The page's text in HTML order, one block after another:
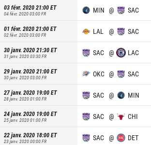
03 févr. 2020 21:00ET
04 févr. 2020 03:00FR MIN @ SAC
01 févr. 2020 21:00ET
02 févr. 2020 03:00FR LAL @ SAC
30 janv. 2020 21:30ET
31 janv. 2020 03:30FR SAC @ LAC
29 janv. 2020 21:00ET
30 janv. 2020 03:00FR OKC @ SAC
27 janv. 2020 19:00ET
28 janv. 2020 01:00FR SAC @ MIN
24 janv. 2020 19:00ET
25 janv. 2020 01:00FR SAC @ CHI
22 janv. 2020 18:00ET
23 janv. 2020 00:00FR SAC @ DET